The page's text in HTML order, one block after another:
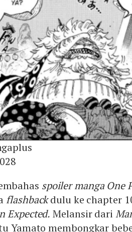
spoiler manga One
flashbackdulu ke chapter
Expected. Melansir dari
Yamato membongkar